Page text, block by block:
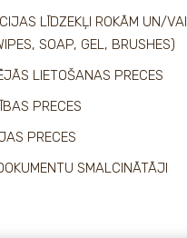
LĪDZEKĻI ROKĀM UN/VAI
SOAP, GEL, BRUSHES)
LIETOŠANAS PRECES
PRECES
PRECES
SMALCINĀTĀJI